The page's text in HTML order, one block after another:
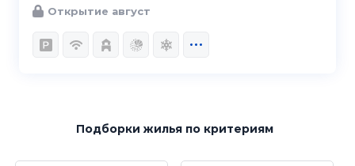
Открытие август
Подборки жильяпо критериям